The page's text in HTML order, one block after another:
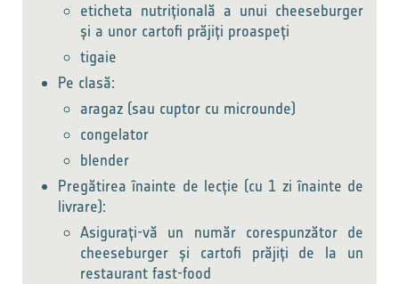
eticheta nutrițională a unui cheeseburger
și a unor cartofi prăjiți proaspeți
tigaie
Pe clasă:
aragaz (sau cuptor cu microunde)
congelator
blender
Pregătirea înainte de lecție (cu 1 zi înainte de
livrare):
Asigurați-vă un număr corespunzător de
cheeseburger și cartofi prăjiți de la un
restaurant fast-food